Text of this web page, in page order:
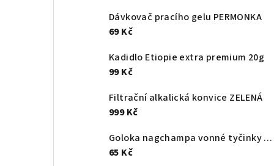
Dávkovač pracího gelu PERMONKA
69 Kč
Kadidlo Etiopie extra premium 20g
99 Kč
Filtrační alkalická konvice ZELENÁ
999 Kč
Goloka nagchampa vonné tyčinky 16g
65 Kč